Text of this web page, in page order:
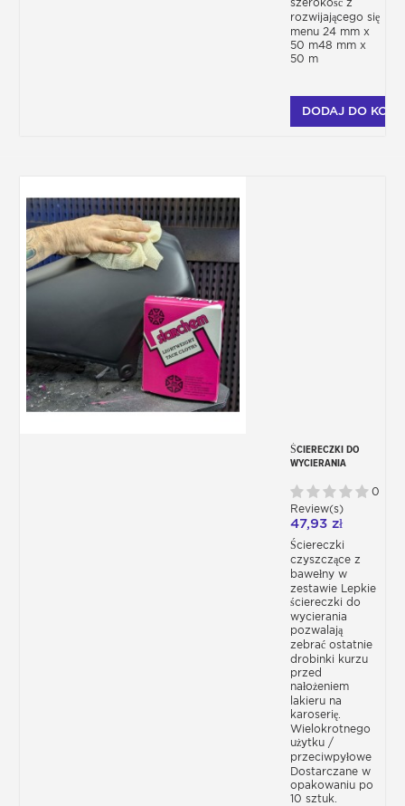
rozwijającego się
menu 24 mm x
50 m48 mm x
50 m
DODAJ DO
ŚCIERECZKI DO
WYCIERANIA
BAWEŁNY
PRZECIWPYŁOWY
X10
0
Review(s)
47,93 zł
Ściereczki
czyszczące z
bawełny w
zestawie Lepkie
ściereczki do
wycierania
pozwalają
zebrać ostatnie
drobinki kurzu
przed
nałożeniem
lakieru na
karoserię.
Wielokrotnego
użytku /
przeciwpyłowe
Dostarczane w
opakowaniu po
10 sztuk.